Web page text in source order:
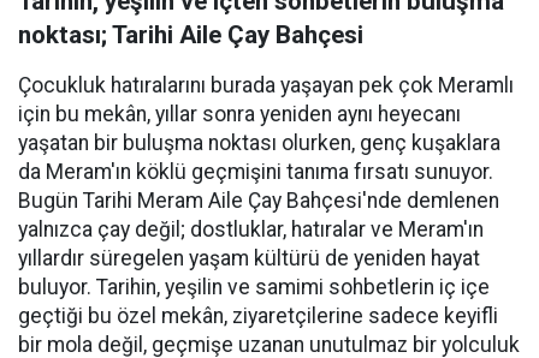
noktası; Tarihi Aile Çay Bahçesi
Çocukluk hatıralarını burada yaşayan pek çok Meramlı
için bu mekân, yıllar sonra yeniden aynı heyecanı
yaşatan bir buluşma noktası olurken, genç kuşaklara
da Meram'ın köklü geçmişini tanıma fırsatı sunuyor.
Bugün Tarihi Meram Aile Çay Bahçesi'nde demlenen
yalnızca çay değil; dostluklar, hatıralar ve Meram'ın
yıllardır süregelen yaşam kültürü de yeniden hayat
buluyor. Tarihin, yeşilin ve samimi sohbetlerin iç içe
geçtiği bu özel mekân, ziyaretçilerine sadece keyifli
bir mola değil, geçmişe uzanan unutulmaz bir yolculuk